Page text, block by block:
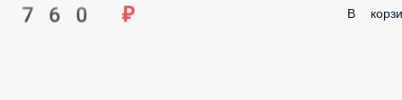
760 ₽ В